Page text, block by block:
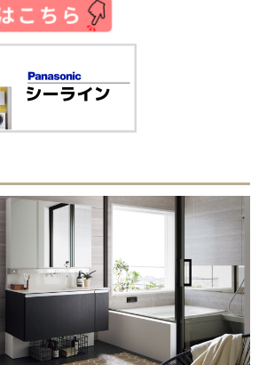
電気温水器/エコキュート
フォーム
質問
ムで後悔しないための業者の選び